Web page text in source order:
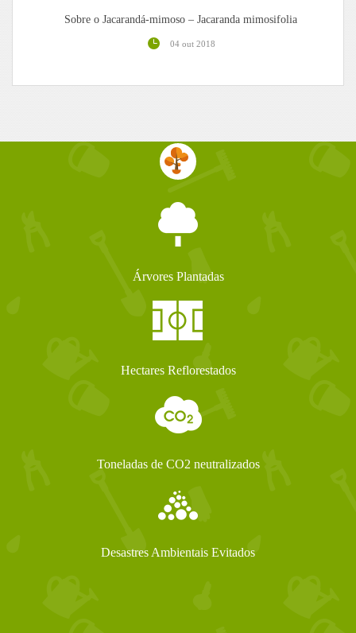
Sobre o Jacarandá-mimoso – Jacaranda mimosifolia
04 out 2018
Árvores Plantadas
Hectares Reflorestados
Toneladas de CO2 neutralizados
Desastres Ambientais Evitados